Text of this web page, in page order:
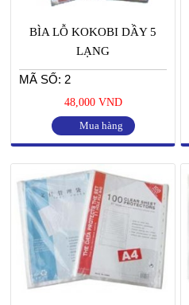
BÌA LỖ KOKOBI DẦY 5
LẠNG
MÃ SỐ: 2
48,000 VND
Mua hàng